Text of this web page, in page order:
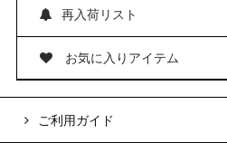
再入荷リスト
お気に入りアイテム
ご利用ガイド